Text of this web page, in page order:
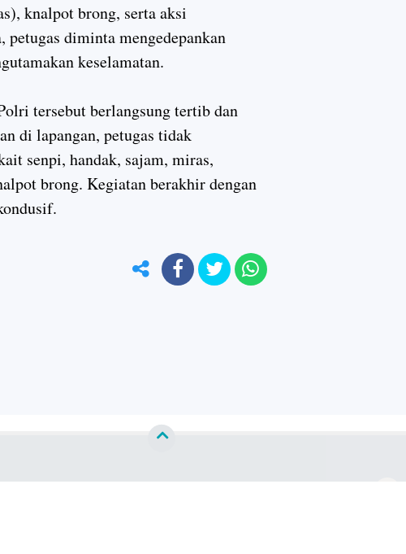
knalpot brong, serta aksi
petugas diminta mengedepankan
keselamatan.
tersebut berlangsung tertib dan
di lapangan, petugas tidak
senpi, handak, sajam, miras,
brong. Kegiatan berakhir dengan